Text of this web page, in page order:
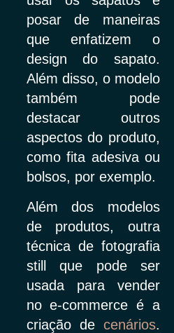
posar de maneiras
que enfatizem o
design do sapato.
Além disso, o modelo
também pode
destacar outros
aspectos do produto,
como fita adesiva ou
bolsos, por exemplo.
Além dos modelos
de produtos, outra
técnica de fotografia
still que pode ser
usada para vender
no e-commerce é a
criação de cenários.